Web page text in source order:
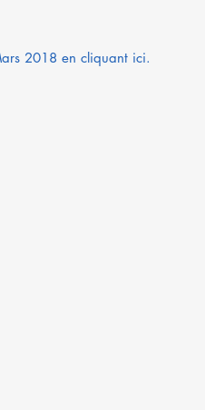
2018 en cliquant ici.